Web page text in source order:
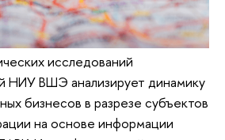
исследований
НИУ ВШЭ анализирует динамику
бизнесов в разрезе субъектов
на основе информации